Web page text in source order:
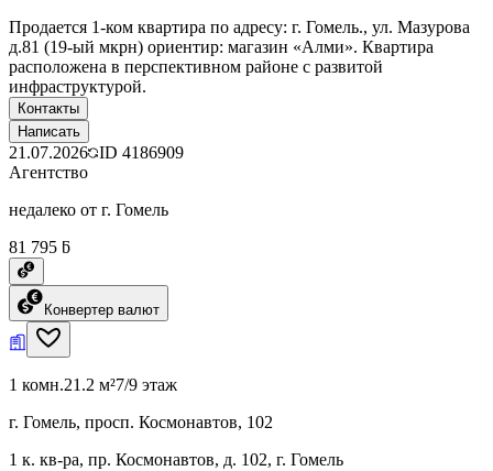
Продается 1-ком квартира по адресу: г. Гомель., ул. Мазурова
д.81 (19-ый мкрн) ориентир: магазин «Алми». Квартира
расположена в перспективном районе с развитой
инфраструктурой.
Контакты
Написать
21.07.2026 ID 4186909
Агентство
недалеко от г. Гомель
81 795 ƃ
Конвертер валют
1 комн.21.2 м²7/9 этаж
г. Гомель, просп. Космонавтов, 102
1 к. кв-ра, пр. Космонавтов, д. 102, г. Гомель